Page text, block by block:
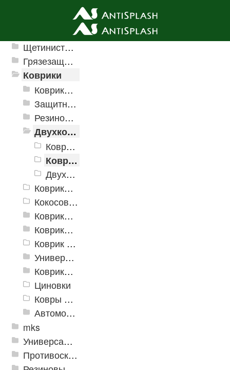
Ячеистые грязезащитные покрытия
Щетинистые покрытия
Грязезащитные, влаговпитывающие покрытия
Коврики
Коврики влаговпитывающие
Защитные коврики и лотки
Резиновые коврики
Двухкомпонентные коврики
Коврики "Greek"
Коврики "Комфорт"
Двухкомпонентные фигурные коврики
Коврики на пенорезине
Кокосовые коврики
Коврики для ванн
Коврики и дорожки пористые (Лапша)
Коврик флокированный
Универсальные коврики
Коврики хлопковые
Циновки
Ковры для детской
Автомобильные коврики
mks
Универсальные модульные покрытия
Противоскользящая защита для лестниц, профили, ленты